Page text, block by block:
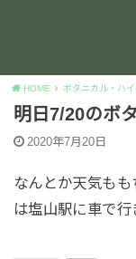
HOME ボタニカル・ハ
明日7/20のボ
2020年7月20日
なんとか天気も
は塩山駅に車で行